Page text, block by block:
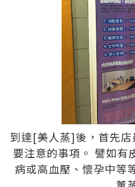
到達[美人蒸]後，首先
要注意的事項。 譬如有
病或高血壓、懷孕中等